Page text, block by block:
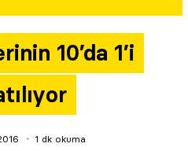
10’da 1’i
1 dk okuma